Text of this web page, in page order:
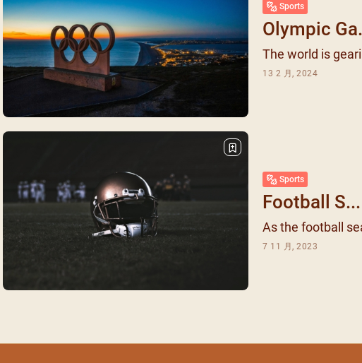
閉幕彌撒
Sports
Olympic
The world is
13 2 月, 2024
Sports
Football S...
As the football
7 11 月, 2023